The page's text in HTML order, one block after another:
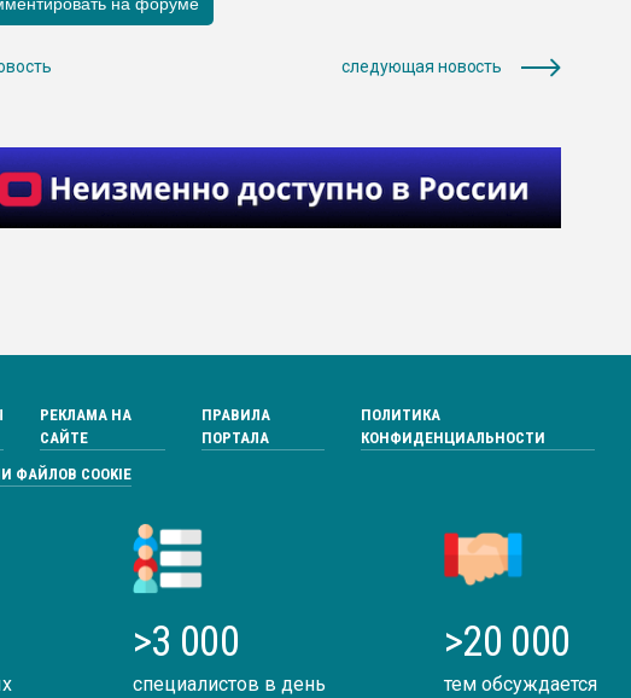
следующая новость
РЕКЛАМА НА
САЙТЕ
ПРАВИЛА
ПОРТАЛА
ПОЛИТИКА
КОНФИДЕНЦИАЛЬНОСТИ
COOKIE
>3 000
специалистов в день
>20 000
тем обсуждается